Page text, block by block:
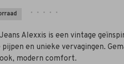
• • • • •
Jeans Alexxis is een vintage
en unieke vervagingen.
modern comfort.